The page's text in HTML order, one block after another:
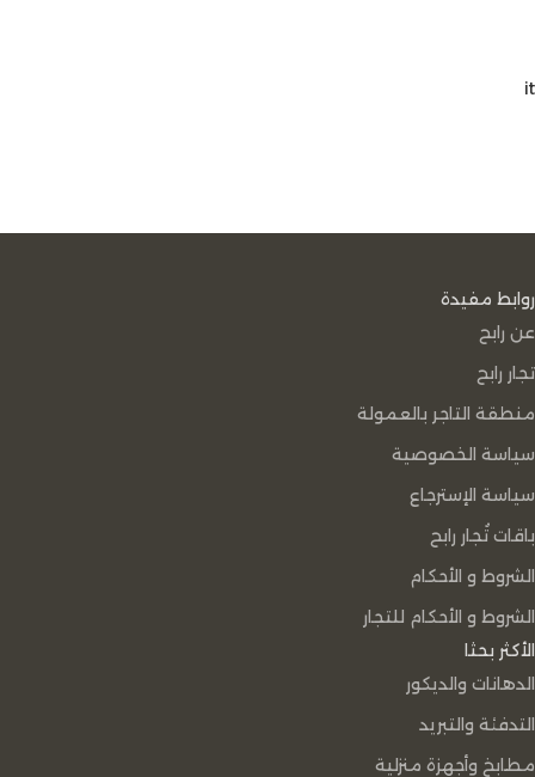
it
روابط مفيدة
عن رابح
تجار رابح
منطقة التاجر بالعمولة
سياسة الخصوصية
سياسة الإسترجاع
باقات تُجار رابح
الشروط و الأحكام
الشروط و الأحكام للتجار
الأكثر بحثا
الدهانات والديكور
التدفئة والتبريد
مطابخ وأجهزة منزلية